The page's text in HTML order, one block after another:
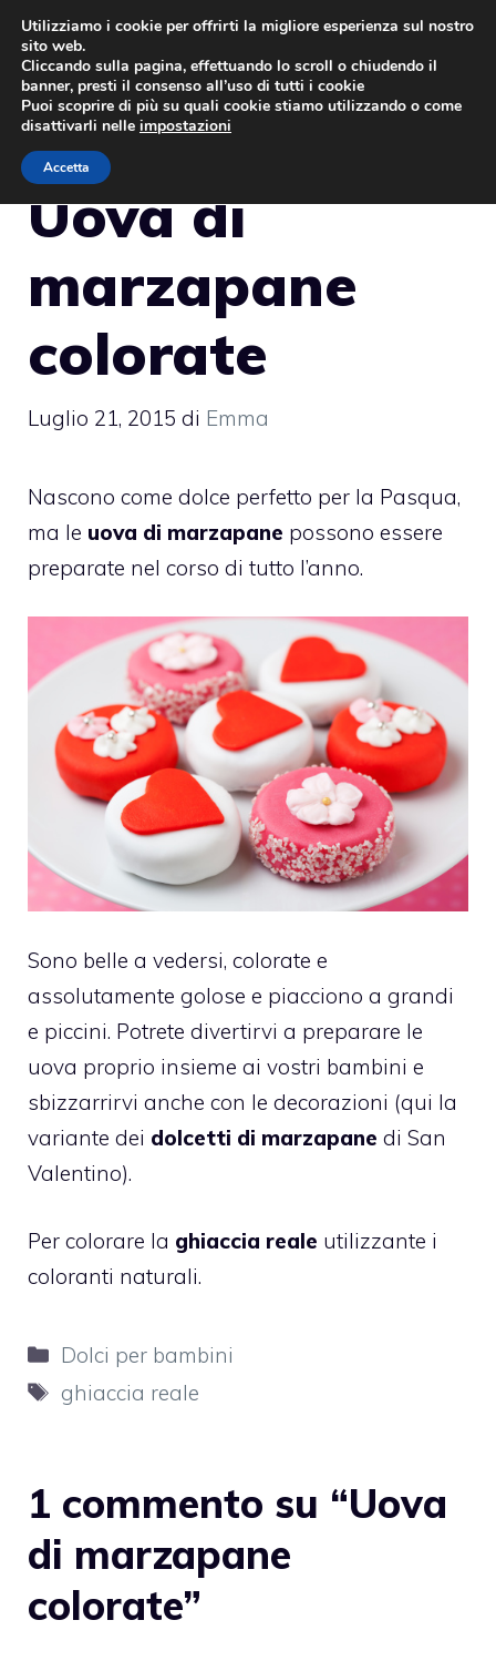
Vai
contenuto
Uova di
marzapane
colorate
Luglio 21, 2015 di Emma
Nascono come dolce perfetto per la Pasqua,
ma le uova di marzapane possono essere
preparate nel corso di tutto l’anno.
Sono belle a vedersi, colorate e
assolutamente golose e piacciono a grandi
e piccini. Potrete divertirvi a preparare le
uova proprio insieme ai vostri bambini e
sbizzarrirvi anche con le decorazioni (qui la
variante dei dolcetti di marzapane di San
Valentino).
Per colorare la ghiaccia reale utilizzante i
coloranti naturali.
Categorie
Dolci per bambini
Tag
ghiaccia reale
1 commento su “Uova
di marzapane
colorate”
Utilizziamo i cookie per offrirti la migliore esperienza sul nostro
sito web.
Cliccando sulla pagina, effettuando lo scroll o chiudendo il
banner, presti il consenso all’uso di tutti i cookie
Puoi scoprire di più su quali cookie stiamo utilizzando o come
disattivarli nelle impostazioni
Accetta